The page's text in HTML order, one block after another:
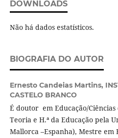
DOWNLOADS
Não há dados estatísticos.
BIOGRAFIA DO AUTOR
Ernesto Candeias Martins,
CASTELO BRANCO
É doutor em Educação/
Teoria e H.ª da Educação pela
Mallorca –Espanha), Mestre em